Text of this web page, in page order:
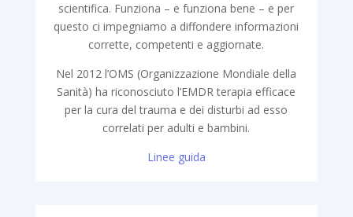
scientifica. Funziona – e funziona bene – e per
questo ci impegniamo a diffondere informazioni
corrette, competenti e aggiornate.
Nel 2012 l’OMS (Organizzazione Mondiale della
Sanità) ha riconosciuto l’EMDR terapia efficace
per la cura del trauma e dei disturbi ad esso
correlati per adulti e bambini.
Linee guida